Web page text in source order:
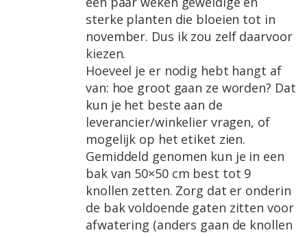
sterke planten die bloeien tot in
november. Dus ik zou zelf daarvoor
kiezen.
Hoeveel je er nodig hebt hangt af
van: hoe groot gaan ze worden? Dat
kun je het beste aan de
leverancier/winkelier vragen, of
mogelijk op het etiket zien.
Gemiddeld genomen kun je in een
bak van 50×50 cm best tot 9
knollen zetten. Zorg dat er onderin
de bak voldoende gaten zitten voor
afwatering (anders gaan de knollen